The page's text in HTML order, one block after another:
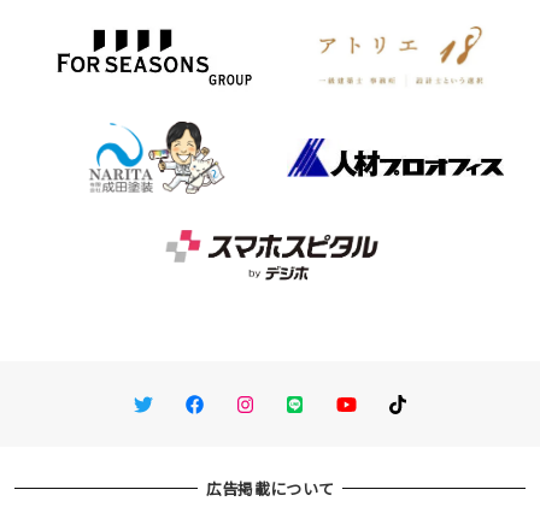
TwitterFacebookInstagram
LINE You TubeTikTok
広告掲載について